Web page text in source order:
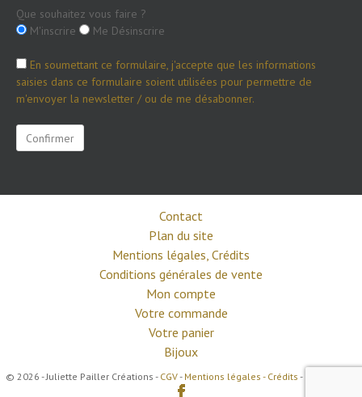
Que souhaitez vous faire ?
M'inscrire
Me Désinscrire
En soumettant ce formulaire, j'accepte que les informations
saisies dans ce formulaire soient utilisées pour permettre de
m'envoyer la newsletter / ou de me désabonner.
Contact
Plan du site
Mentions légales, Crédits
Conditions générales de vente
Mon compte
Votre commande
Votre panier
Bijoux
© 2026 - Juliette Pailler Créations - CGV- Mentions légales - Crédits -